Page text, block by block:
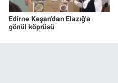
Edirne Keşan'dan Elazığ'a
gönül köprüsü